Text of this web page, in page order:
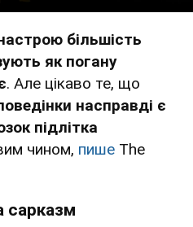
більшість
як погану
. Але цікаво те, що
насправді є
підлітка
чином, пише The
сарказм